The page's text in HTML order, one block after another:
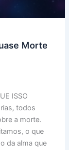
Morte
ISSO
todos
a morte.
o que
da alma que